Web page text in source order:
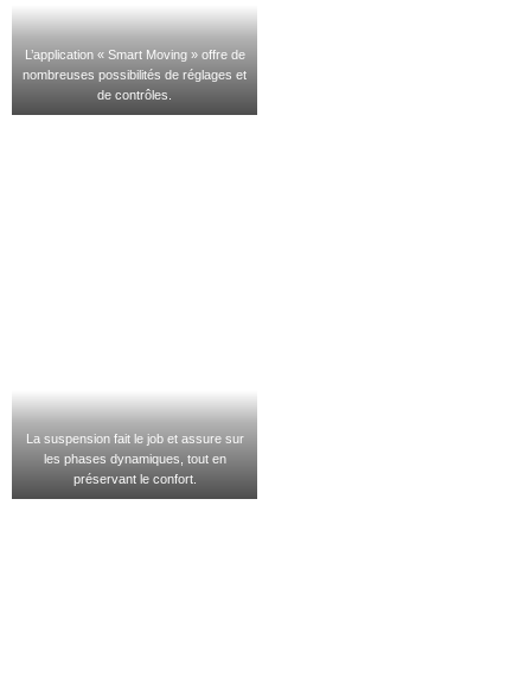
L’application « Smart Moving » offre de
nombreuses possibilités de réglages et
de contrôles.
La suspension fait le job et assure sur
les phases dynamiques, tout en
préservant le confort.